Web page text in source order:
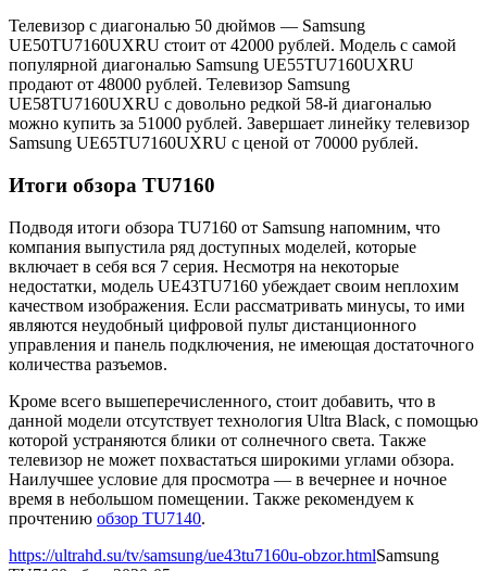
Телевизор с диагональю 50 дюймов — Samsung
UE50TU7160UXRU стоит от 42000 рублей. Модель с самой
популярной диагональю Samsung UE55TU7160UXRU
продают от 48000 рублей. Телевизор Samsung
UE58TU7160UXRU с довольно редкой 58-й диагональю
можно купить за 51000 рублей. Завершает линейку телевизор
Samsung UE65TU7160UXRU с ценой от 70000 рублей.
Итоги обзора TU7160
Подводя итоги обзора TU7160 от Samsung напомним, что
компания выпустила ряд доступных моделей, которые
включает в себя вся 7 серия. Несмотря на некоторые
недостатки, модель UE43TU7160 убеждает своим неплохим
качеством изображения. Если рассматривать минусы, то ими
являются неудобный цифровой пульт дистанционного
управления и панель подключения, не имеющая достаточного
количества разъемов.
Кроме всего вышеперечисленного, стоит добавить, что в
данной модели отсутствует технология Ultra Black, с помощью
которой устраняются блики от солнечного света. Также
телевизор не может похвастаться широкими углами обзора.
Наилучшее условие для просмотра — в вечернее и ночное
время в небольшом помещении. Также рекомендуем к
прочтению обзор TU7140.
https://ultrahd.su/tv/samsung/ue43tu7160u-obzor.htmlSamsung